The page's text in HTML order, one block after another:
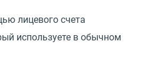
лицевого счета
используете в обычном